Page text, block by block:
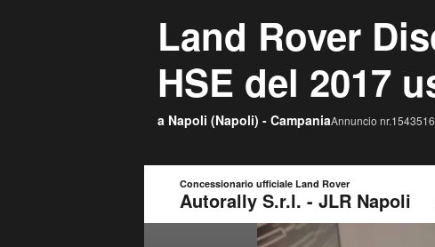
Land Rover
HSE del 2017
a Napoli (Napoli) - CampaniaAnnuncio
Concessionario ufficiale Land Rover
Autorally S.r.l. - JLR Napoli